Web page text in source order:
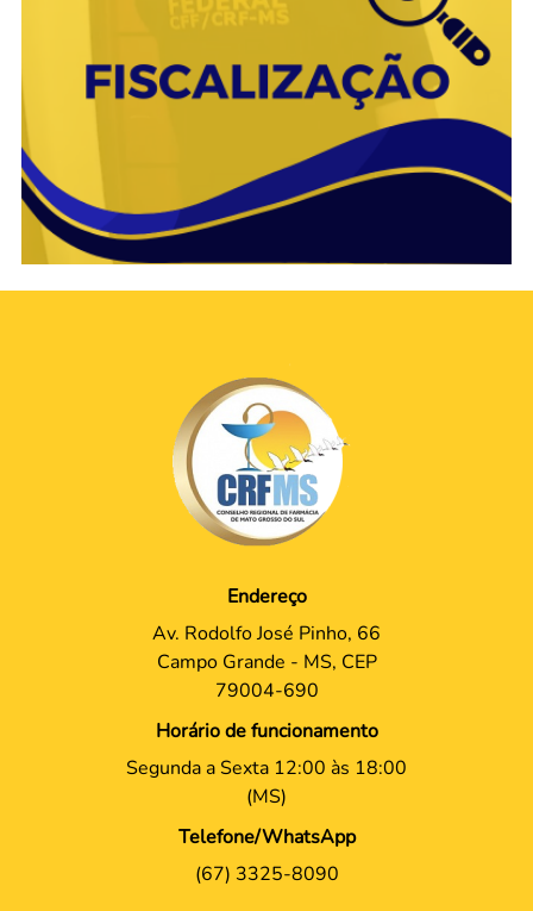
Endereço
Av. Rodolfo José Pinho, 66
Campo Grande - MS, CEP
79004-690
Horário de funcionamento
Segunda a Sexta 12:00 às 18:00
(MS)
Telefone/WhatsApp
(67) 3325-8090